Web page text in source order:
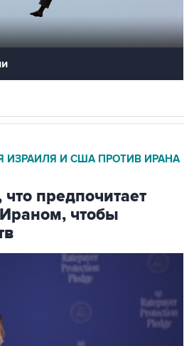
ИЗРАИЛЯ И США ПРОТИВ ИРАНА
предпочитает
чтобы